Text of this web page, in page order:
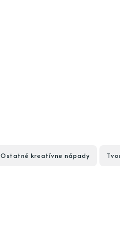
Ostatné kreatívne nápady